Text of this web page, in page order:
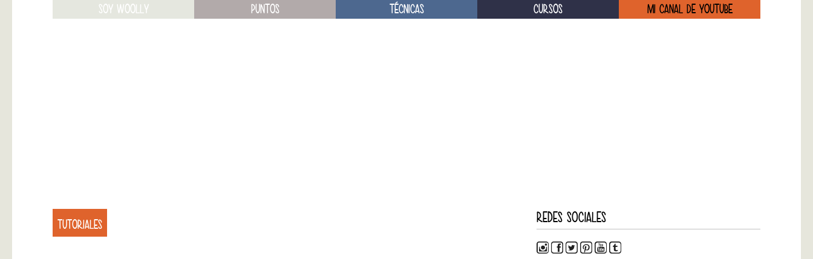
SOY WOOLLY PUNTOS TÉCNICAS CURSOS MI CANAL DE YOUTUBE
TUTORIALES REDES SOCIALES